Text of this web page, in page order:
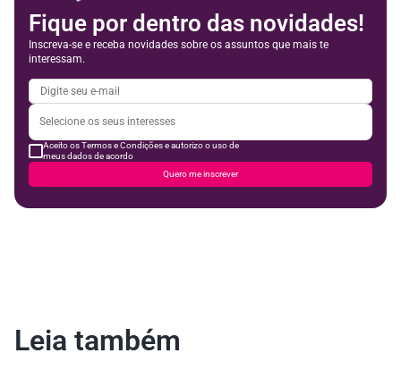
Fique por dentro das novidades!
Inscreva-se e receba novidades sobre os assuntos que mais te
interessam.
Aceito os Termos e Condições e autorizo o uso de
meus dados de acordo
Quero me inscrever
Leia também